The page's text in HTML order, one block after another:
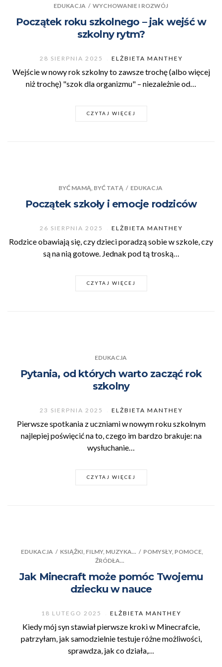
EDUKACJA / WYCHOWANIE I ROZWÓJ
Początek roku szkolnego – jak wejść w
szkolny rytm?
28 SIERPNIA 2025 ELŻBIETA MANTHEY
Wejście w nowy rok szkolny to zawsze trochę (albo więcej
niż trochę) "szok dla organizmu" – niezależnie od…
CZYTAJ WIĘCEJ
BYĆ MAMĄ, BYĆ TATĄ / EDUKACJA
Początek szkoły i emocje rodziców
26 SIERPNIA 2025 ELŻBIETA MANTHEY
Rodzice obawiają się, czy dzieci poradzą sobie w szkole, czy
są na nią gotowe. Jednak pod tą troską…
CZYTAJ WIĘCEJ
EDUKACJA
Pytania, od których warto zacząć rok
szkolny
23 SIERPNIA 2025 ELŻBIETA MANTHEY
Pierwsze spotkania z uczniami w nowym roku szkolnym
najlepiej poświęcić na to, czego im bardzo brakuje: na
wysłuchanie…
CZYTAJ WIĘCEJ
EDUKACJA / KSIĄŻKI, FILMY, MUZYKA... / POMYSŁY, POMOCE,
ŹRÓDŁA...
Jak Minecraft może pomóc Twojemu
dziecku w nauce
18 LUTEGO 2025 ELŻBIETA MANTHEY
Kiedy mój syn stawiał pierwsze kroki w Minecrafcie,
patrzyłam, jak samodzielnie testuje różne możliwości,
sprawdza, jak co działa,…